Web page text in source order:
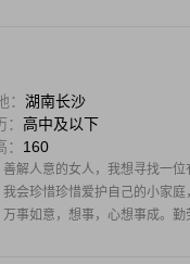
： 湖南长沙
高中及以下
160
解人意的女人，我想寻找一
会珍惜珍惜爱护自己的小家庭
事如意，想事，心想事成。